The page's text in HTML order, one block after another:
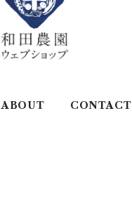
ABOUT CONTACT